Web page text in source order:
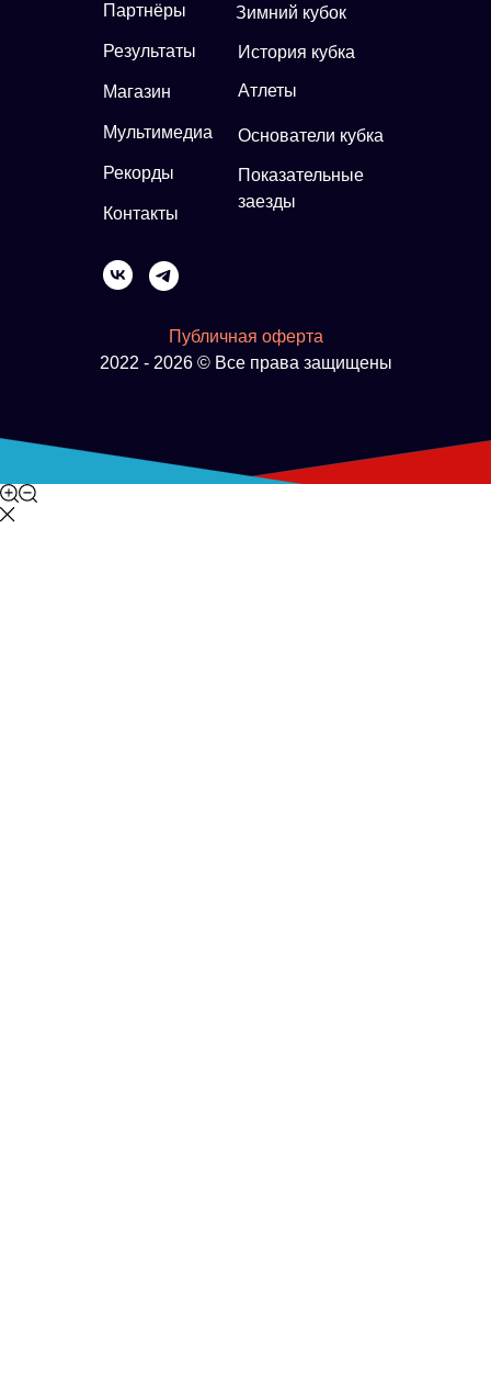
Публичная оферта
2022 - 2026 © Все права защищены
Партнёры
Результаты
Магазин
Мультимедиа
Рекорды
Контакты
Зимний кубок
История кубка
Атлеты
Основатели кубка
Показательные
заезды